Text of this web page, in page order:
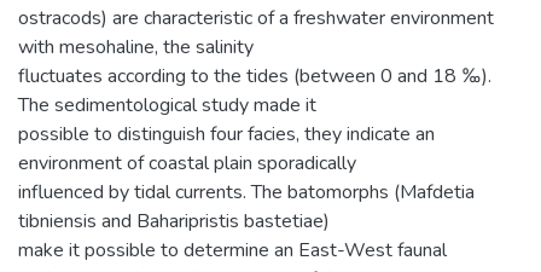
ostracods) are characteristic of a freshwater environment
with mesohaline, the salinity
fluctuates according to the tides (between 0 and 18 ‰).
The sedimentological study made it
possible to distinguish four facies, they indicate an
environment of coastal plain sporadically
influenced by tidal currents. The batomorphs (Mafdetia
tibniensis and Baharipristis bastetiae)
make it possible to determine an East-West faunal